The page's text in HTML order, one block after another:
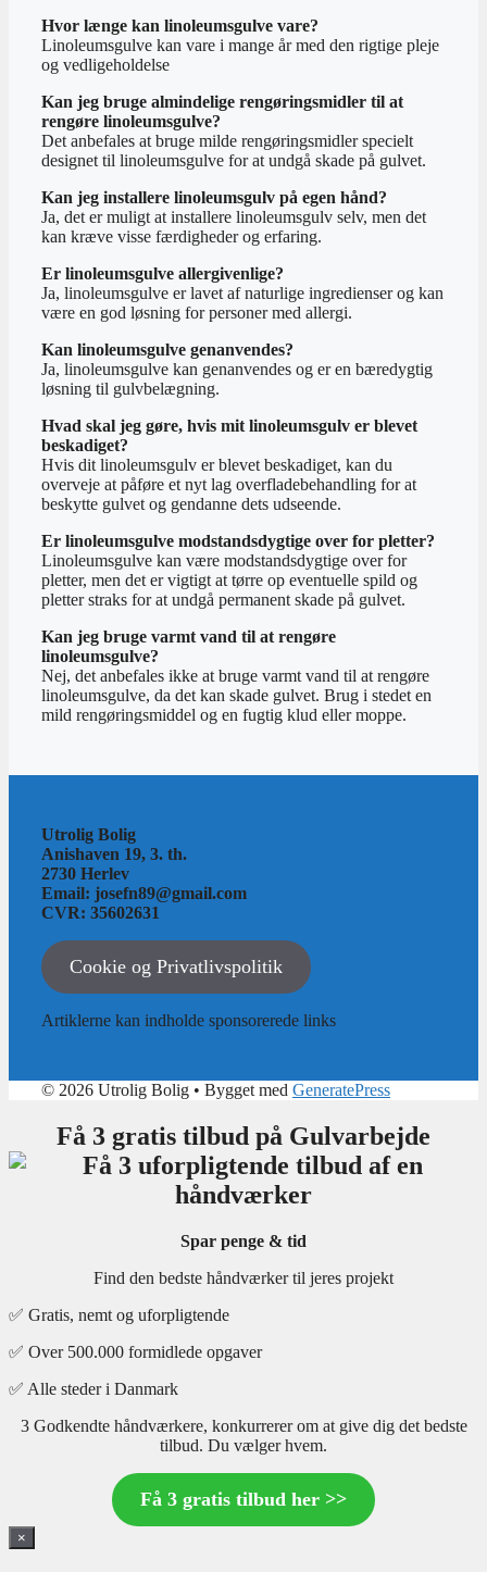
Hvor længe kan linoleumsgulve vare?
Linoleumsgulve kan vare i mange år med den rigtige pleje
og vedligeholdelse
Kan jeg bruge almindelige rengøringsmidler til at
rengøre linoleumsgulve?
Det anbefales at bruge milde rengøringsmidler specielt
designet til linoleumsgulve for at undgå skade på gulvet.
Kan jeg installere linoleumsgulv på egen hånd?
Ja, det er muligt at installere linoleumsgulv selv, men det
kan kræve visse færdigheder og erfaring.
Er linoleumsgulve allergivenlige?
Ja, linoleumsgulve er lavet af naturlige ingredienser og kan
være en god løsning for personer med allergi.
Kan linoleumsgulve genanvendes?
Ja, linoleumsgulve kan genanvendes og er en bæredygtig
løsning til gulvbelægning.
Hvad skal jeg gøre, hvis mit linoleumsgulv er blevet
beskadiget?
Hvis dit linoleumsgulv er blevet beskadiget, kan du
overveje at påføre et nyt lag overfladebehandling for at
beskytte gulvet og gendanne dets udseende.
Er linoleumsgulve modstandsdygtige over for pletter?
Linoleumsgulve kan være modstandsdygtige over for
pletter, men det er vigtigt at tørre op eventuelle spild og
pletter straks for at undgå permanent skade på gulvet.
Kan jeg bruge varmt vand til at rengøre
linoleumsgulve?
Nej, det anbefales ikke at bruge varmt vand til at rengøre
linoleumsgulve, da det kan skade gulvet. Brug i stedet en
mild rengøringsmiddel og en fugtig klud eller moppe.
Utrolig Bolig
Anishaven 19, 3. th.
2730 Herlev
Email: josefn89@gmail.com
CVR: 35602631
Cookie og Privatlivspolitik
Artiklerne kan indholde sponsorerede links
© 2026 Utrolig Bolig • Bygget med GeneratePress
Få 3 gratis tilbud på Gulvarbejde
Spar penge & tid
Find den bedste håndværker til jeres projekt
✅ Gratis, nemt og uforpligtende
✅ Over 500.000 formidlede opgaver
✅ Alle steder i Danmark
3 Godkendte håndværkere, konkurrerer om at give dig det bedste
tilbud. Du vælger hvem.
Få 3 gratis tilbud her >>
×